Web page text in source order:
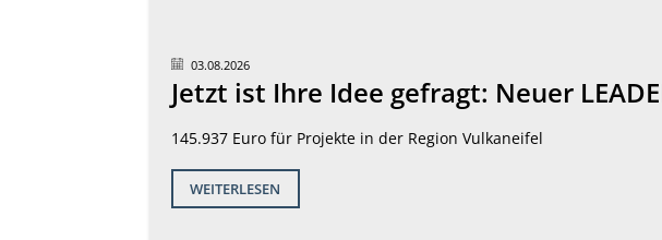
03.08.2026
Jetzt ist Ihre Idee gefragt: Neuer
145.937 Euro für Projekte in der Region Vulkaneifel
WEITERLESEN